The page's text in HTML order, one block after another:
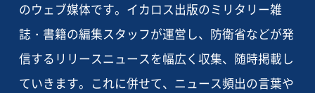
のウェブ媒体です。イカロス出版のミリタリー雑
誌・書籍の編集スタッフが運営し、防衛省などが発
信するリリースニュースを幅広く収集、随時掲載し
ていきます。これに併せて、ニュース頻出の言葉や